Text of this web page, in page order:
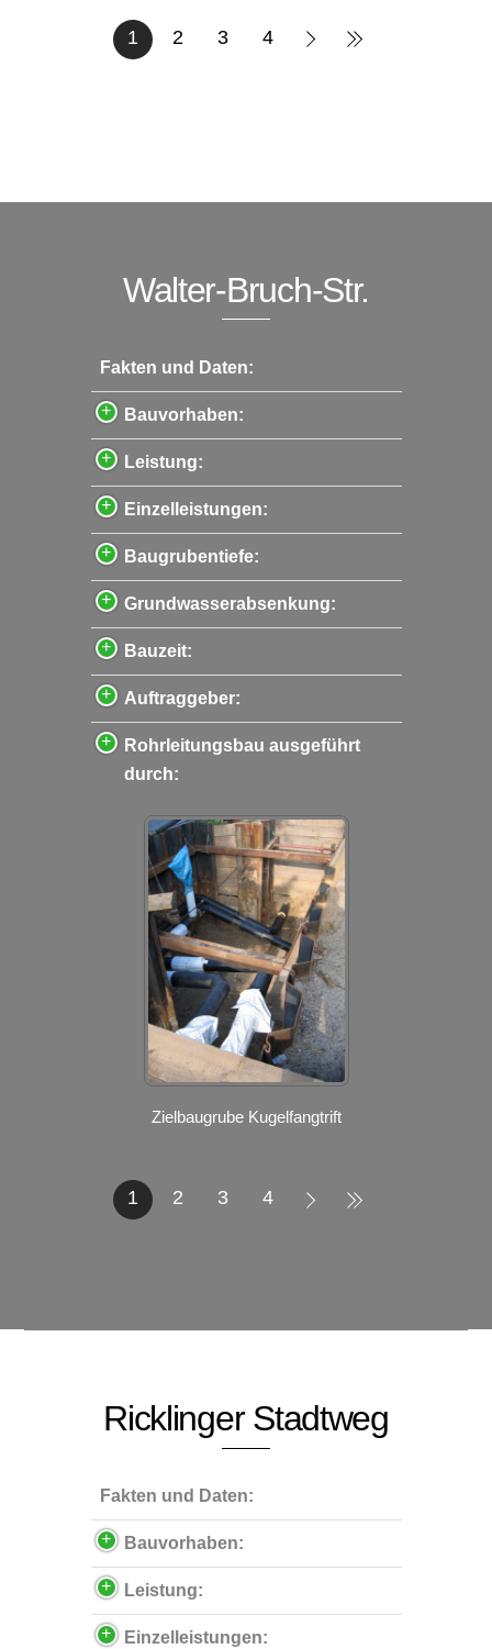
1 2 3 4
Walter-Bruch-Str.
Fakten und Daten:
Bauvorhaben:
Leistung:
Einzelleistungen:
Baugrubentiefe:
Grundwasserabsenkung:
Bauzeit:
Auftraggeber:
Rohrleitungsbau ausgeführt
durch:
Zielbaugrube Kugelfangtrift
1 2 3 4
Ricklinger Stadtweg
Fakten und Daten:
Bauvorhaben:
Leistung:
Einzelleistungen: